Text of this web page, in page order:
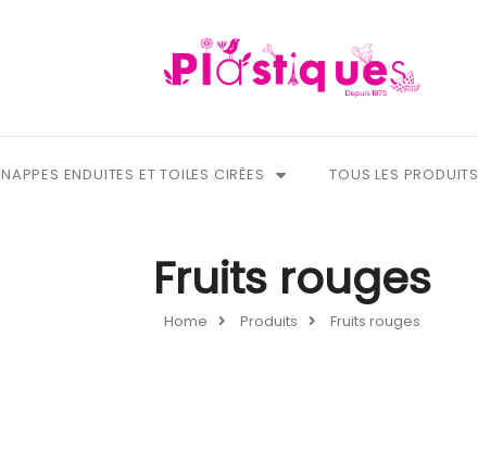
NAPPES ENDUITES ET TOILES CIRÉES TOUS LES PRODUITS
Home Produits Fruits rouges
Fruits rouges